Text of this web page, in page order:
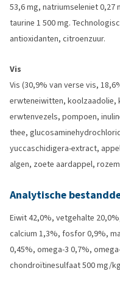
53,6 mg, natriumseleniet 0,27
taurine 1 500 mg.
antioxidanten, citroenzuur.
Vis
Vis (30,9% van verse vis,
erwteneiwitten,
erwtenvezels, pompoen,
thee,
yuccaschidigera-extract,
algen, zoete aardappel,
Analytische
Eiwit 42,0%, vetgehalte
calcium 1,3%, fosfor 0,9%,
0,45%, omega-3 0,7%,
chondroïtinesulfaat 500 mg/